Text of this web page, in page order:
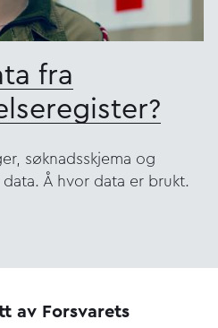
fra
søknadsskjema og
Å hvor data er brukt.
av Forsvarets